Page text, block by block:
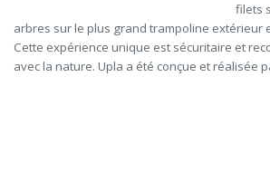
filets
arbres sur le plus grand trampoline extérieur
Cette expérience unique est sécuritaire et
avec la nature. Upla a été conçue et réalisée